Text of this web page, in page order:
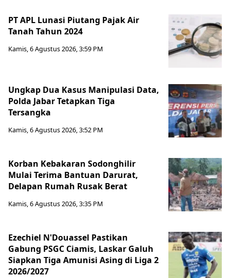
PT APL Lunasi Piutang Pajak Air
Tanah Tahun 2024
Kamis, 6 Agustus 2026, 3:59 PM
Ungkap Dua Kasus Manipulasi Data,
Polda Jabar Tetapkan Tiga
Tersangka
Kamis, 6 Agustus 2026, 3:52 PM
Korban Kebakaran Sodonghilir
Mulai Terima Bantuan Darurat,
Delapan Rumah Rusak Berat
Kamis, 6 Agustus 2026, 3:35 PM
Ezechiel N'Douassel Pastikan
Gabung PSGC Ciamis, Laskar Galuh
Siapkan Tiga Amunisi Asing di Liga 2
2026/2027